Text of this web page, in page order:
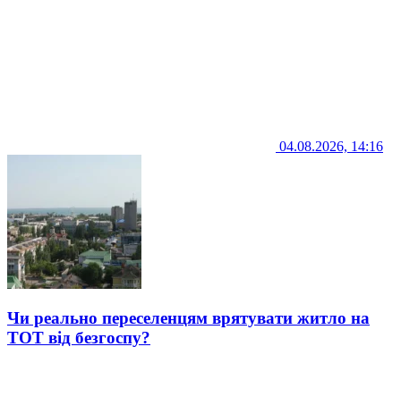
04.08.2026, 14:16
Чи реально переселенцям врятувати житло на
ТОТ від безгоспу?